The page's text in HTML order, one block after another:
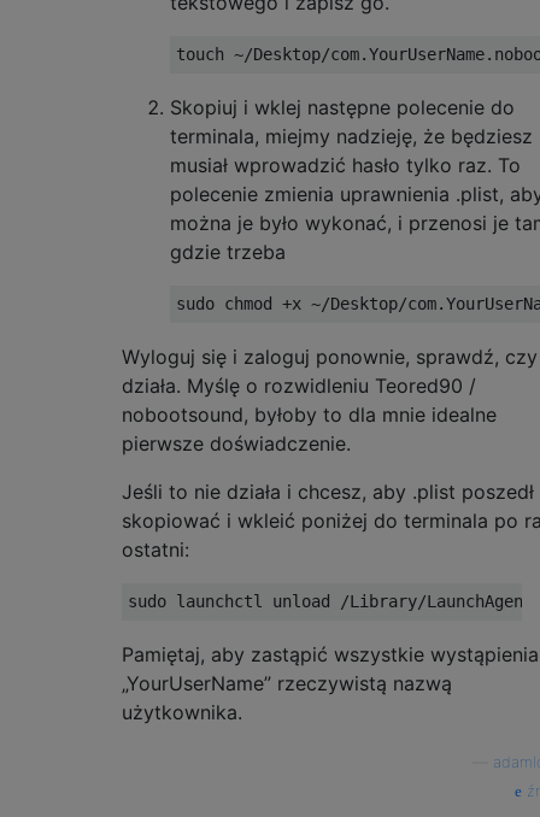
Skopiuj i wklej następne polecenie do
terminala, miejmy nadzieję, że będziesz
musiał wprowadzić hasło tylko raz. To
polecenie zmienia uprawnienia .plist,
można je było wykonać, i przenosi je
gdzie trzeba
Wyloguj się i zaloguj ponownie, sprawdź, czy
działa. Myślę o rozwidleniu Teored90 /
nobootsound, byłoby to dla mnie idealne
pierwsze doświadczenie.
Jeśli to nie działa i chcesz, aby .plist poszedł
skopiować i wkleić poniżej do terminala po
ostatni:
Pamiętaj, aby zastąpić wszystkie wystąpienia
„YourUserName” rzeczywistą nazwą
użytkownika.